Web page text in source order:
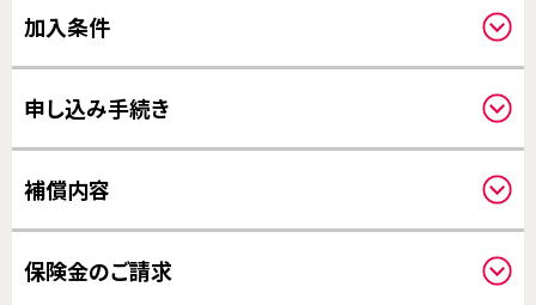
加入条件
申し込みされる方と補償の対象になる方
申し込み手続き
写真について
クーリングオフについて
補償内容
対象事故について
保険金のご請求